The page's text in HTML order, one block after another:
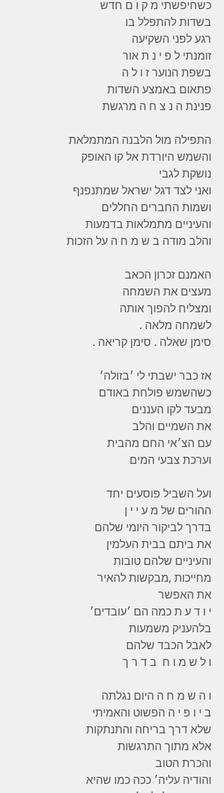
כשחיפשתי מ ק ו ם חדש
בשדות להתפלל בו
רגע לפני השקיעה
זומנתי ל פ י נ ת אור
בשפת הנוער ז ו ל ה
פתאום באמצע השדות
פנינת ה נ צ ח ה מרגשת
התפילה מול הלבנה המתמלאת
והשמש היורדת אל קו האופק
נושקת לגבי
ואני לצד דגל ישראל שמתנפנף
ושמות החברים החללים
והעיניים מתמלאות בדמעות
והלב מודה ב ש מ ח ה על הזכות
האמנם זכרון הכאב
מעצים את השמחה
ומצליח להפוך אותה
לשמחה מלאה .
סימן שאלה . סימן קריאה .
אז כבר ישבתי לי ׳בזולה׳
כשהשמש פולחת באודם
מבעד לקו העננים
את השמיים והלב
עם הצ׳אי החם מהבית
וערכת צבעי המים
ועל השביל פוסעים יחד
ההורים של מ ע י י ן
בדרך לביקור היומי שלהם
את ביתם בבית העלמין
והעיניים שלהם טובות
מחייכות ,מבקשות להאיר
את האפשר
י ו ד ע ת כמה הם ׳עובדים׳
בלהעניק משמעות
לאבל הכבד שלהם
ו ל ש מ ו ח  ב ד ר ך
ו ה ש מ ח ה היום נגלתה
ב י ו פ י ה הפשוט והאמיתי
שלא דרך בריחה והתנתקות
אלא מתוך התרגשות
והכרת הטוב
והודיה עליה׳ ככה כמו שהיא